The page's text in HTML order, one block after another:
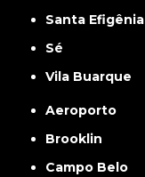
Santa Efigênia
Sé
Vila Buarque
Aeroporto
Brooklin
Campo Belo